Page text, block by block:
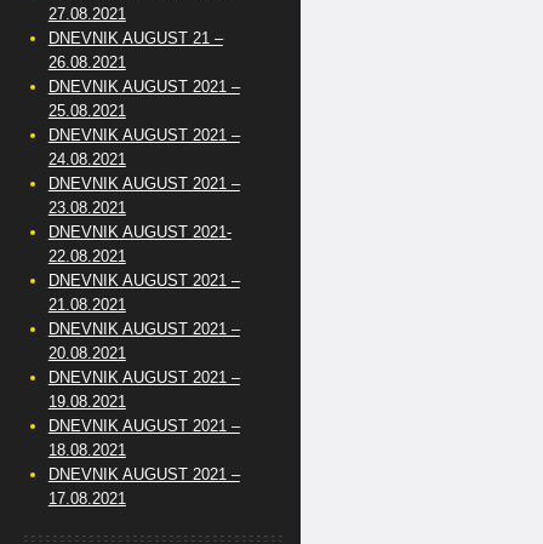
27.08.2021
DNEVNIK AUGUST 21 –
26.08.2021
DNEVNIK AUGUST 2021 –
25.08.2021
DNEVNIK AUGUST 2021 –
24.08.2021
DNEVNIK AUGUST 2021 –
23.08.2021
DNEVNIK AUGUST 2021-
22.08.2021
DNEVNIK AUGUST 2021 –
21.08.2021
DNEVNIK AUGUST 2021 –
20.08.2021
DNEVNIK AUGUST 2021 –
19.08.2021
DNEVNIK AUGUST 2021 –
18.08.2021
DNEVNIK AUGUST 2021 –
17.08.2021